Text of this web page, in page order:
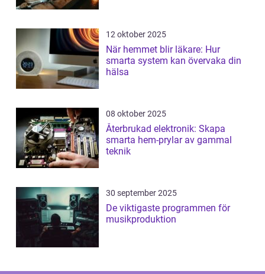
12 oktober 2025
När hemmet blir läkare: Hur
smarta system kan övervaka din
hälsa
08 oktober 2025
Återbrukad elektronik: Skapa
smarta hem-prylar av gammal
teknik
30 september 2025
De viktigaste programmen för
musikproduktion